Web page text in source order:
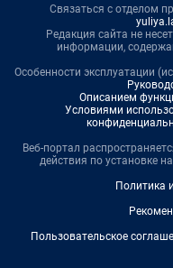
Связаться с отделом
Редакция сайта не
информации,
Особенности эксплуатации
Описанием
Условиями
Веб-портал
действия по установке
Политика
Пользовательское